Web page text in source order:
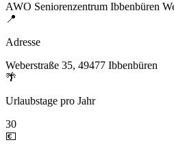
AWO Seniorenzentrum Ibbenbüren
📍
Adresse
Weberstraße 35, 49477 Ibbenbüren
🌴
Urlaubstage pro Jahr
30
💶